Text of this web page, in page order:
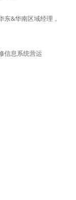
东&华南区域经理，
信息系统营运